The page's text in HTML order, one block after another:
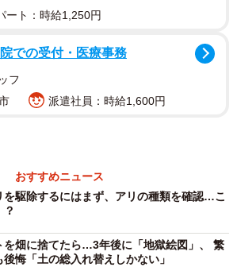
を研究、アプローチが面白過ぎ
針だと思います。感服しました」
由研究終わりましたね」
発見しそうだな」
識が増えた」
ート：時給1,250円
での受付・医療事務
フ
派遣社員：時給1,600円
おすすめニュース
を駆除するにはまず、アリの種類を確認…こ
？
を畑に捨てたら…3年後に「地獄絵図」、 繁
悔「土の総入れ替えしかない」